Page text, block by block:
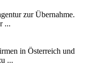
zur Übernahme.
...
in Österreich und
...